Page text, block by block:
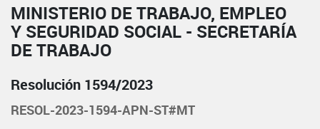
MINISTERIO DE TRABAJO, EMPLEO
Y SEGURIDAD SOCIAL - SECRETARÍA
DE TRABAJO
Resolución 1594/2023
RESOL-2023-1594-APN-ST#MT